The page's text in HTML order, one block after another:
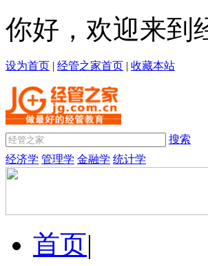
你好，欢迎来到
设为首页 | 经管之家首页 | 收藏本站
搜索
经济学 管理学 金融学 统计学
首页|